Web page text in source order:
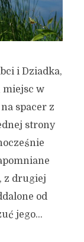
i Dziadka,
miejsc w
spacer z
strony
z drugiej
od
jego...